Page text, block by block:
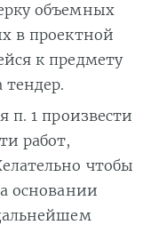
объемных
в проектной
к предмету
п. 1 произвести
работ,
чтобы
основании